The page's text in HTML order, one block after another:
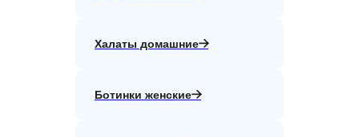
Халаты домашние
Ботинки женские